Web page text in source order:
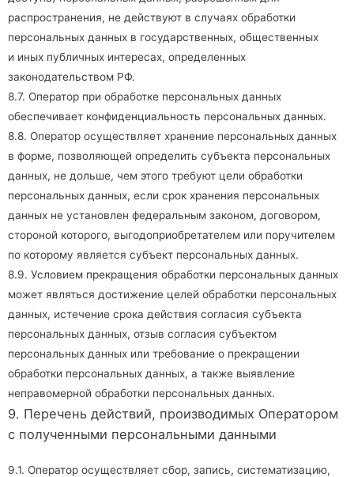
распространения, не действуют в случаях обработки
персональных данных в государственных, общественных
и иных публичных интересах, определенных
законодательством РФ.
8.7. Оператор при обработке персональных данных
обеспечивает конфиденциальность персональных данных.
8.8. Оператор осуществляет хранение персональных данных
в форме, позволяющей определить субъекта персональных
данных, не дольше, чем этого требуют цели обработки
персональных данных, если срок хранения персональных
данных не установлен федеральным законом, договором,
стороной которого, выгодоприобретателем или поручителем
по которому является субъект персональных данных.
8.9. Условием прекращения обработки персональных данных
может являться достижение целей обработки персональных
данных, истечение срока действия согласия субъекта
персональных данных, отзыв согласия субъектом
персональных данных или требование о прекращении
обработки персональных данных, а также выявление
неправомерной обработки персональных данных.
9. Перечень действий, производимых Оператором
с полученными персональными данными
9.1. Оператор осуществляет сбор, запись, систематизацию,